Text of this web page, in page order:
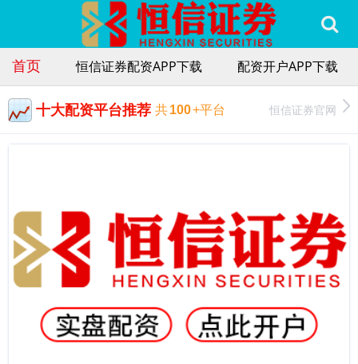
首页 恒信证券配资APP下载 配资开户APP下载
十大配资平台推荐 共100+平台 恒信证券官网